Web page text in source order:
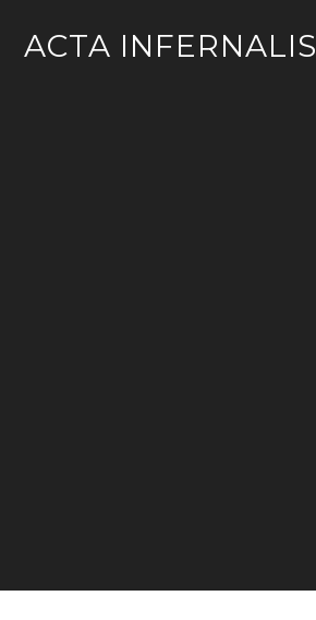
ACTA INFERNALIS